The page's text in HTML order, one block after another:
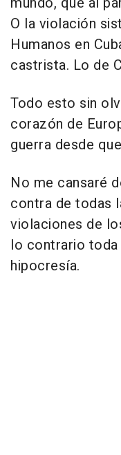
O la violación
Humanos en
castrista. Lo de
Todo esto sin
corazón de
guerra desde
No me cansaré
contra de todas
violaciones de
lo contrario
hipocresía.